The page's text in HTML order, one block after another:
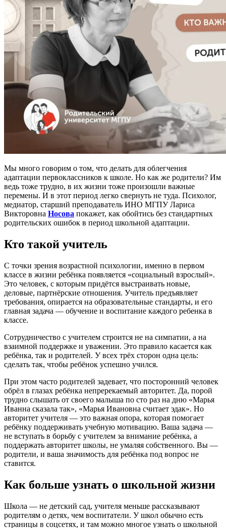
Мы много говорим о том, что делать для облегчения
адаптации первоклассников к школе. Но как же родители? Им
ведь тоже трудно, в их жизни тоже произошли важные
перемены. И в этот период легко свернуть не туда. Психолог,
медиатор, старший преподаватель ИНО МГПУ Лариса
Викторовна Носова покажет, как обойтись без стандартных
родительских ошибок в период школьной адаптации.
Кто такой учитель
С точки зрения возрастной психологии, именно в первом
классе в жизни ребёнка появляется «социальный взрослый».
Это человек, с которым придётся выстраивать новые,
деловые, партнёрские отношения. Учитель предъявляет
требования, опирается на образовательные стандарты, и его
главная задача — обучение и воспитание каждого ребенка в
классе.
Сотрудничество с учителем строится не на симпатии, а на
взаимной поддержке и уважении. Это правило касается как
ребёнка, так и родителей. У всех трёх сторон одна цель:
сделать так, чтобы ребёнок успешно учился.
При этом часто родителей задевает, что посторонний человек
обрёл в глазах ребёнка непререкаемый авторитет. Да, порой
трудно слышать от своего малыша по сто раз на дню «Марья
Иванна сказала так», «Марья Ивановна считает эдак». Но
авторитет учителя — это важная опора, которая помогает
ребёнку поддерживать учебную мотивацию. Ваша задача —
не вступать в борьбу с учителем за внимание ребёнка, а
поддержать авторитет школы, не умаляя собственного. Вы —
родители, и ваша значимость для ребёнка под вопрос не
ставится.
Как больше узнать о школьной жизни
Школа — не детский сад, учителя меньше рассказывают
родителям о детях, чем воспитатели. У школ обычно есть
страницы в соцсетях, и там можно многое узнать о школьной